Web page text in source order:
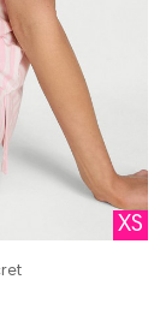
XS